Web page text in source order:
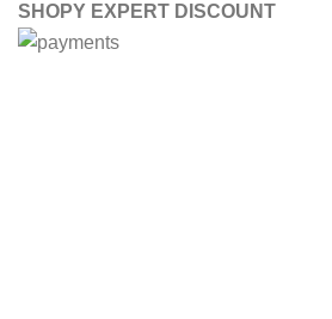
SHOPY EXPERT DISCOUNT